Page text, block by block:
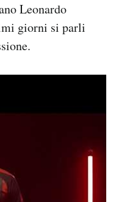
Leonardo
giorni si parli